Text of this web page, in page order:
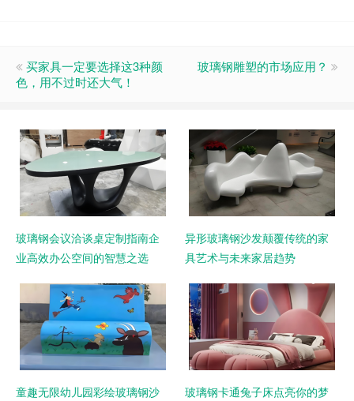
买家具一定要选择这3种颜
色，用不过时还大气！
玻璃钢雕塑的市场应用？
玻璃钢会议洽谈桌定制指南企
业高效办公空间的智慧之选
异形玻璃钢沙发颠覆传统的家
具艺术与未来家居趋势
童趣无限幼儿园彩绘玻璃钢沙
玻璃钢卡通兔子床点亮你的梦